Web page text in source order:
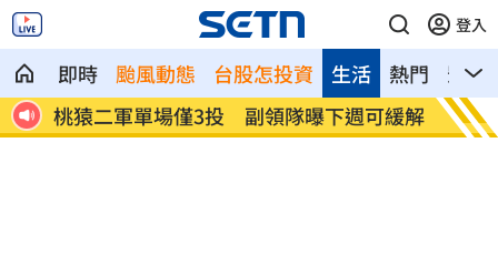
登入
即時 颱風動態 台股怎投資 熱門 影音
生活
爐
桃猿二軍單場僅3投 副領隊曝下週可緩解 颱風
走